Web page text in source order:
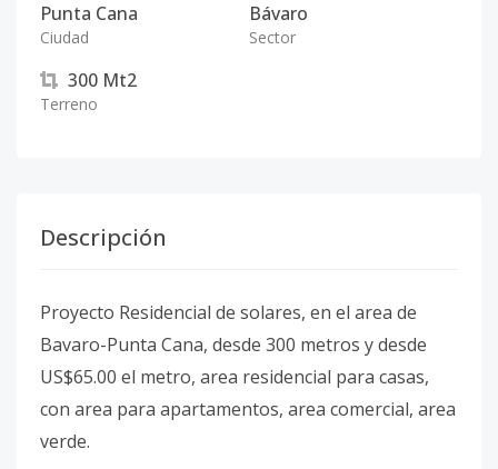
Punta Cana
Ciudad
Bávaro
Sector
300 Mt2
Terreno
Descripción
Proyecto Residencial de solares, en el area de
Bavaro-Punta Cana, desde 300 metros y desde
US$65.00 el metro, area residencial para casas,
con area para apartamentos, area comercial, area
verde.